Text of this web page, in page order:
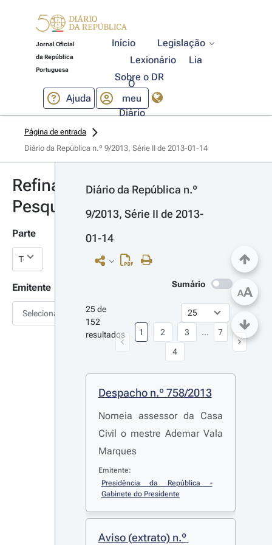
Jornal Oficial
da República
Portuguesa
Início
Legislação
Lexionário
Lia
Sobre o DR
Ajuda
O
meu
Diário
Página de entrada
Diário da República n.º 9/2013, Série II de 2013-01-14
Refinar
Pesquisa
Parte
Emitente
Selecionar
Diário da República n.º
9/2013, Série II de 2013-
01-14
Sumário
25 de
152
resultados
1 2
3
4
... 7
Despacho n.º 758/2013
Nomeia assessor da Casa
Civil o mestre Ademar Vala
Marques
Emitente:
Presidência da República -
Gabinete do Presidente
Aviso (extrato) n.º
AA